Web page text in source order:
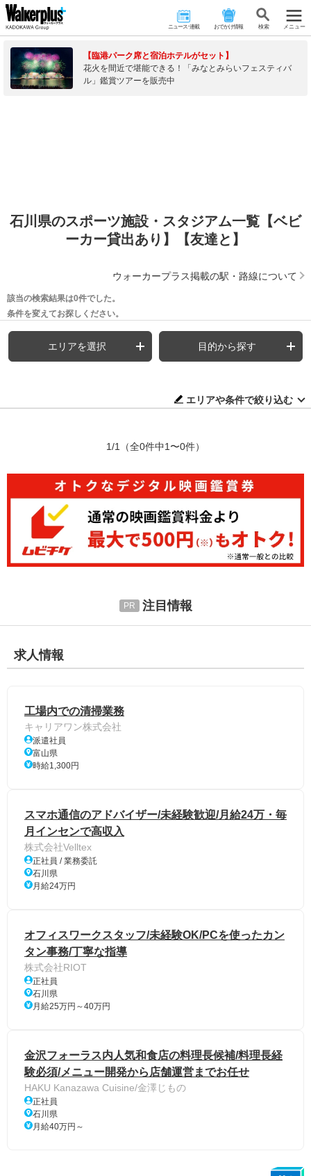
ニュース･連載 おでかけ情報 検 索 メニュー
【臨港パーク席と宿泊ホテルがセット】
花火を間近で堪能できる！「みなとみらいフェスティバ
ル」鑑賞ツアーを販売中
石川県のスポーツ施設・スタジアム一覧【ベビ
ーカー貸出あり】【友達と】
ウォーカープラス掲載の駅・路線について
該当の検索結果は0件でした。
条件を変えてお探しください。
エリアを選択 目的から探す
エリアや条件で絞り込む
1/1 （全0件中1〜0件）
注目情報
求人情報
工場内での清掃業務
キャリアワン株式会社
派遣社員
富山県
時給1,300円
スマホ通信のアドバイザー/未経験歓迎/月給24万・毎
月インセンで高収入
株式会社Velltex
正社員 / 業務委託
石川県
月給24万円
オフィスワークスタッフ/未経験OK/PCを使ったカン
タン事務/丁寧な指導
株式会社RIOT
正社員
石川県
月給25万円～40万円
金沢フォーラス内人気和食店の料理長候補/料理長経
験必須/メニュー開発から店舗運営までお任せ
HAKU Kanazawa Cuisine/金澤じもの
正社員
石川県
月給40万円～